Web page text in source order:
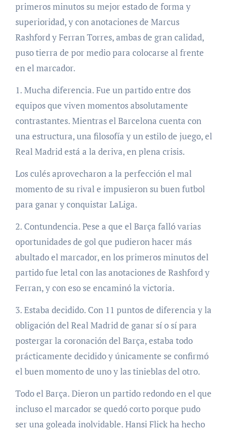
primeros minutos su mejor estado de forma y
superioridad, y con anotaciones de Marcus
Rashford y Ferran Torres, ambas de gran calidad,
puso tierra de por medio para colocarse al frente
en el marcador.
1. Mucha diferencia. Fue un partido entre dos
equipos que viven momentos absolutamente
contrastantes. Mientras el Barcelona cuenta con
una estructura, una filosofía y un estilo de juego, el
Real Madrid está a la deriva, en plena crisis.
Los culés aprovecharon a la perfección el mal
momento de su rival e impusieron su buen futbol
para ganar y conquistar LaLiga.
2. Contundencia. Pese a que el Barça falló varias
oportunidades de gol que pudieron hacer más
abultado el marcador, en los primeros minutos del
partido fue letal con las anotaciones de Rashford y
Ferran, y con eso se encaminó la victoria.
3. Estaba decidido. Con 11 puntos de diferencia y la
obligación del Real Madrid de ganar sí o sí para
postergar la coronación del Barça, estaba todo
prácticamente decidido y únicamente se confirmó
el buen momento de uno y las tinieblas del otro.
Todo el Barça. Dieron un partido redondo en el que
incluso el marcador se quedó corto porque pudo
ser una goleada inolvidable. Hansi Flick ha hecho